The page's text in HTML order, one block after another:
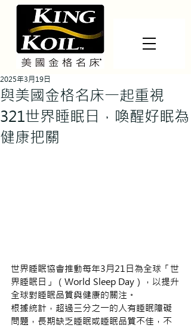
與美國金格名床一起重視
321世界睡眠日，喚醒好眠為
健康把關
2025年3月19日
世界睡眠協會推動每年3月21日為全球「世
界睡眠日」（World Sleep Day），以提升
全球對睡眠品質與健康的關注。
根據統計，超過三分之一的人有睡眠障礙
問題，長期缺乏睡眠或睡眠品質不佳，不